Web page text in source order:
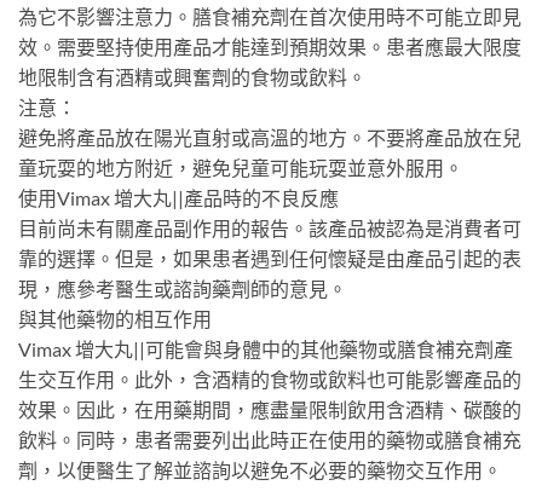
為它不影響注意力。膳食補充劑在首次使用時不可能立即見
效。需要堅持使用產品才能達到預期效果。患者應最大限度
地限制含有酒精或興奮劑的食物或飲料。
注意：
避免將產品放在陽光直射或高溫的地方。不要將產品放在兒
童玩耍的地方附近，避免兒童可能玩耍並意外服用。
使用Vimax 增大丸||產品時的不良反應
目前尚未有關產品副作用的報告。該產品被認為是消費者可
靠的選擇。但是，如果患者遇到任何懷疑是由產品引起的表
現，應參考醫生或諮詢藥劑師的意見。
與其他藥物的相互作用
Vimax 增大丸||可能會與身體中的其他藥物或膳食補充劑產
生交互作用。此外，含酒精的食物或飲料也可能影響產品的
效果。因此，在用藥期間，應盡量限制飲用含酒精、碳酸的
飲料。同時，患者需要列出此時正在使用的藥物或膳食補充
劑，以便醫生了解並諮詢以避免不必要的藥物交互作用。